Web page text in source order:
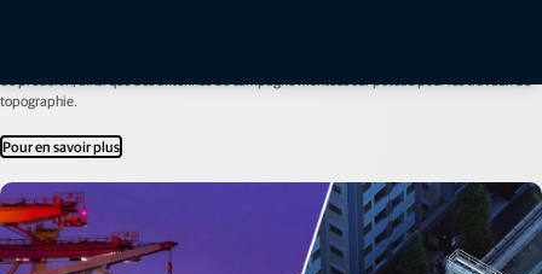
topographie.
Pour en savoir plus